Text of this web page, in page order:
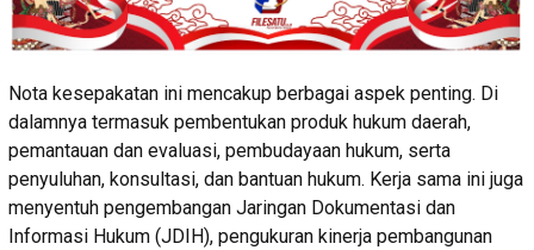
Nota kesepakatan ini mencakup berbagai aspek penting. Di
dalamnya termasuk pembentukan produk hukum daerah,
pemantauan dan evaluasi, pembudayaan hukum, serta
penyuluhan, konsultasi, dan bantuan hukum. Kerja sama ini juga
menyentuh pengembangan Jaringan Dokumentasi dan
Informasi Hukum (JDIH), pengukuran kinerja pembangunan